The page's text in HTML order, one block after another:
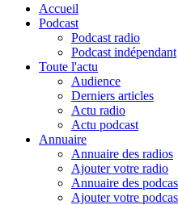
Accueil
Podcast
Podcast radio
Podcast indépendant
Toute l'actu
Audience
Derniers articles
Actu radio
Actu podcast
Annuaire
Annuaire des radios
Ajouter votre radio
Annuaire des
Ajouter votre